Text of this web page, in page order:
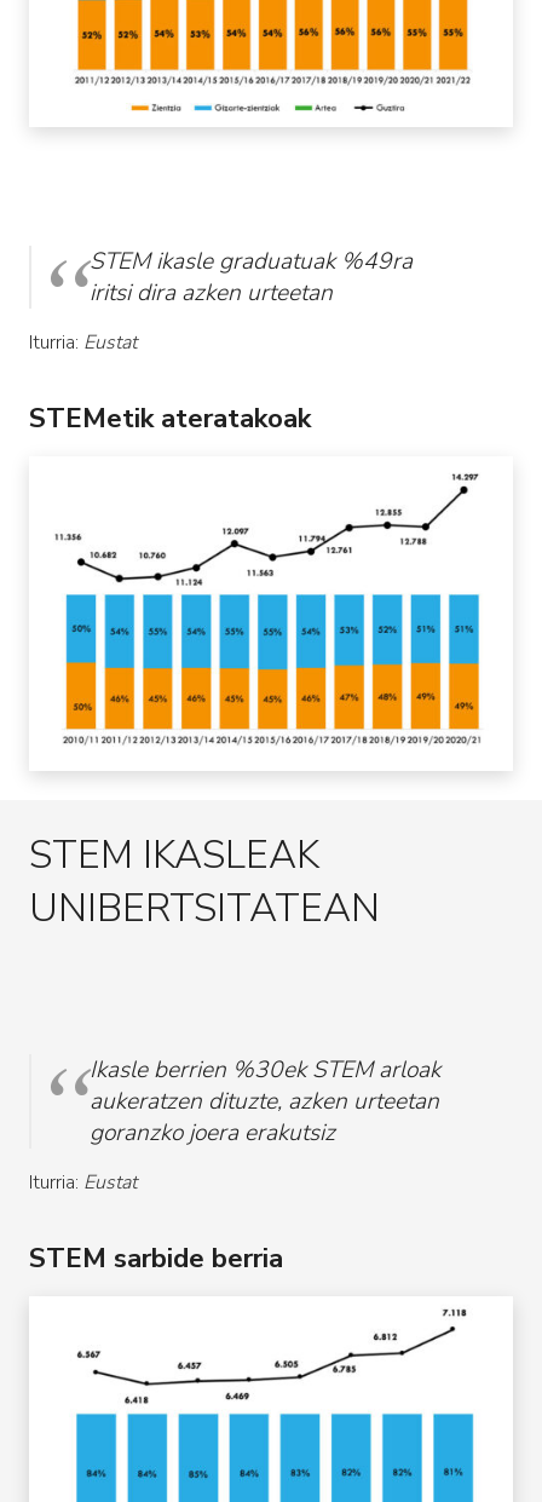
STEM ikasle graduatuak %49ra
iritsi dira azken urteetan
Iturria: Eustat
STEMetik ateratakoak
STEM IKASLEAK
UNIBERTSITATEAN
Ikasle berrien %30ek STEM arloak
aukeratzen dituzte, azken urteetan
goranzko joera erakutsiz
Iturria: Eustat
STEM sarbide berria